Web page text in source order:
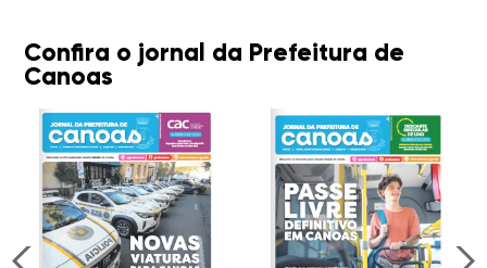
Confira o jornal da Prefeitura de
Canoas